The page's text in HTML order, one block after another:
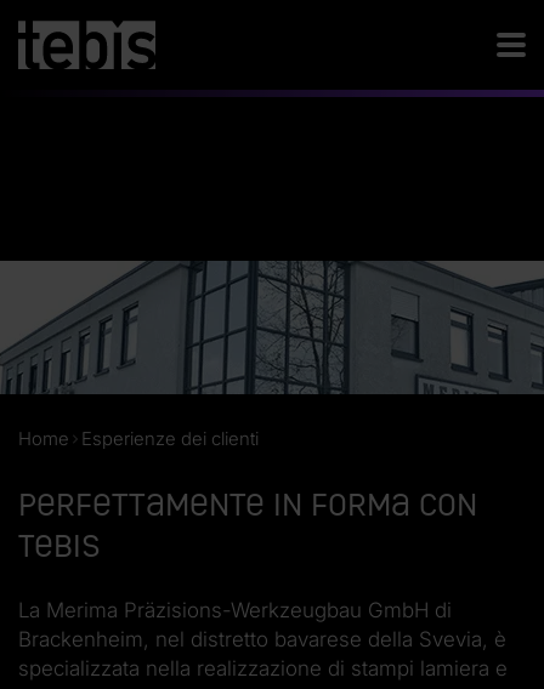
Home Esperienze dei clienti
Perfettamente in forma con
Tebis
La Merima Präzisions-Werkzeugbau GmbH di
Brackenheim, nel distretto bavarese della Svevia, è
specializzata nella realizzazione di stampi lamiera e